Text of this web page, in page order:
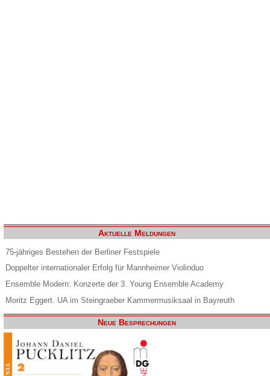
Aktuelle Meldungen
75-jähriges Bestehen der Berliner Festspiele
Doppelter internationaler Erfolg für Mannheimer Violinduo
Ensemble Modern: Konzerte der 3. Young Ensemble Academy
Moritz Eggert. UA im Steingraeber Kammermusiksaal in Bayreuth
Neue Besprechungen